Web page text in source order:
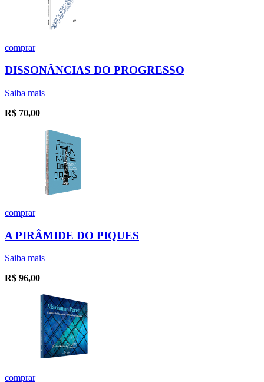
comprar
DISSONÂNCIAS DO PROGRESSO
Saiba mais
R$ 70,00
comprar
A PIRÂMIDE DO PIQUES
Saiba mais
R$ 96,00
comprar